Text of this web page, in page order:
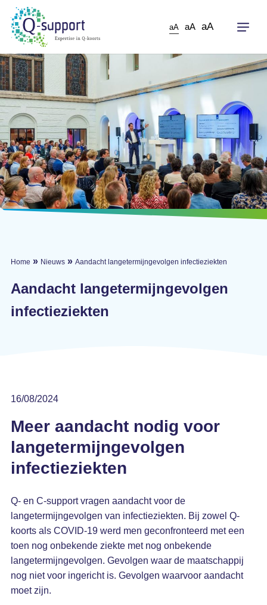
Skip
main
content
aA aA aA
Home » Nieuws» Aandacht langetermijngevolgen infectieziekten
Aandacht langetermijngevolgen
infectieziekten
16/08/2024
Meer aandacht nodig voor
langetermijngevolgen
infectieziekten
Q- en C-support vragen aandacht voor de
langetermijngevolgen van infectieziekten. Bij zowel Q-
koorts als COVID-19 werd men geconfronteerd met een
toen nog onbekende ziekte met nog onbekende
langetermijngevolgen. Gevolgen waar de maatschappij
nog niet voor ingericht is. Gevolgen waarvoor aandacht
moet zijn.